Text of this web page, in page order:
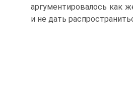
аргументировалось как
и не дать